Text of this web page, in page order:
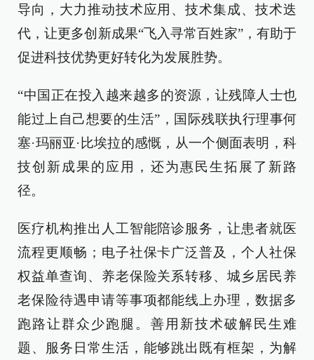
导向，大力推动技术应用、技术集成、技术迭
代，让更多创新成果“飞入寻常百姓家”，有助于
促进科技优势更好转化为发展胜势。
“中国正在投入越来越多的资源，让残障人士也
能过上自己想要的生活”，国际残联执行理事何
塞·玛丽亚·比埃拉的感慨，从一个侧面表明，科
技创新成果的应用，还为惠民生拓展了新路
径。
医疗机构推出人工智能陪诊服务，让患者就医
流程更顺畅；电子社保卡广泛普及，个人社保
权益单查询、养老保险关系转移、城乡居民养
老保险待遇申请等事项都能线上办理，数据多
跑路让群众少跑腿。善用新技术破解民生难
题、服务日常生活，能够跳出既有框架，为解